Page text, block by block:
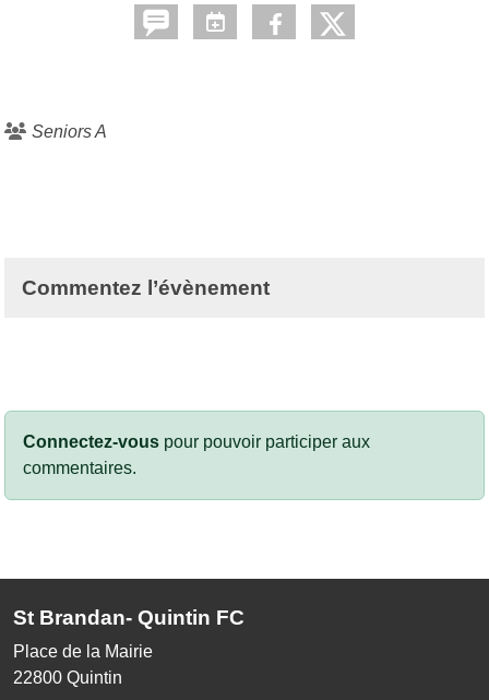
Seniors A
Commentez l’évènement
Connectez-vous pour pouvoir participer aux
commentaires.
St Brandan- Quintin FC
Place de la Mairie
22800 Quintin